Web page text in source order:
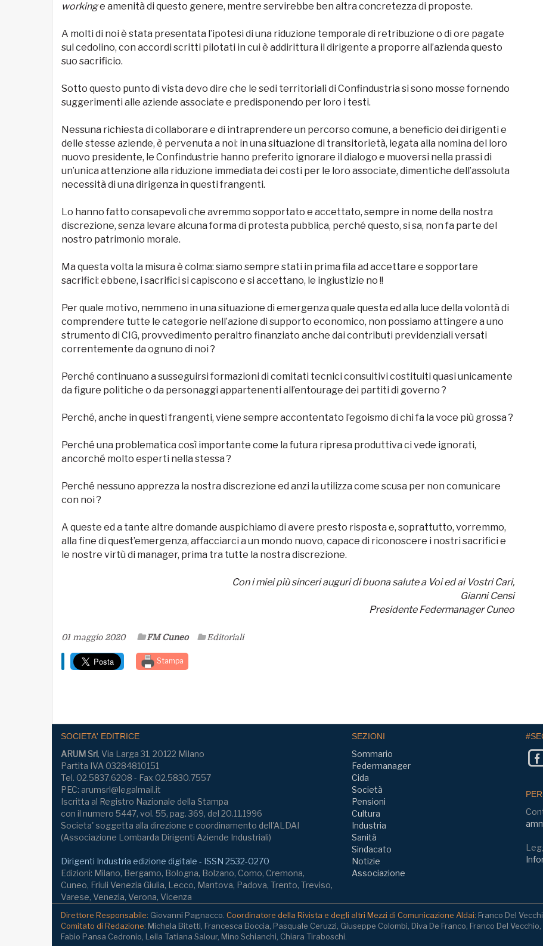
workinge amenità di questo genere, mentre servirebbe ben altra concretezza di proposte.
A molti di noi è stata presentata l’ipotesi di una riduzione temporale di retribuzione o di ore pagate
sul cedolino, con accordi scritti pilotati in cui è addirittura il dirigente a proporre all’azienda questo
suo sacrificio.
Sotto questo punto di vista devo dire che le sedi territoriali di Confindustria si sono mosse fornendo
suggerimenti alle aziende associate e predisponendo per loro i testi.
Nessuna richiesta di collaborare e di intraprendere un percorso comune, a beneficio dei dirigenti e
delle stesse aziende, è pervenuta a noi: in una situazione di transitorietà, legata alla nomina del loro
nuovo presidente, le Confindustrie hanno preferito ignorare il dialogo e muoversi nella prassi di
un’unica attenzione alla riduzione immediata dei costi per le loro associate, dimentiche dell’assoluta
necessità di una dirigenza in questi frangenti.
Lo hanno fatto consapevoli che avremmo sopportato e accettato, sempre in nome della nostra
discrezione, senza levare alcuna forma di protesta pubblica, perché questo, si sa, non fa parte del
nostro patrimonio morale.
Ma questa volta la misura è colma: siamo sempre stati in prima fila ad accettare e sopportare
sacrifici: ebbene, i sacrifici si capiscono e si accettano, le ingiustizie no !!
Per quale motivo, nemmeno in una situazione di emergenza quale questa ed alla luce della volontà di
comprendere tutte le categorie nell’azione di supporto economico, non possiamo attingere a uno
strumento di CIG, provvedimento peraltro finanziato anche dai contributi previdenziali versati
correntemente da ognuno di noi ?
Perché continuano a susseguirsi formazioni di comitati tecnici consultivi costituiti quasi unicamente
da figure politiche o da personaggi appartenenti all’entourage dei partiti di governo ?
Perché, anche in questi frangenti, viene sempre accontentato l’egoismo di chi fa la voce più grossa ?
Perché una problematica così importante come la futura ripresa produttiva ci vede ignorati,
ancorché molto esperti nella stessa ?
Perché nessuno apprezza la nostra discrezione ed anzi la utilizza come scusa per non comunicare
con noi ?
A queste ed a tante altre domande auspichiamo di avere presto risposta e, soprattutto, vorremmo,
alla fine di quest’emergenza, affacciarci a un mondo nuovo, capace di riconoscere i nostri sacrifici e
le nostre virtù di manager, prima tra tutte la nostra discrezione.
Con i miei più sinceri auguri di buona salute a Voi ed ai Vostri Cari,
Gianni Censi
Presidente Federmanager Cuneo
01 maggio 2020 FM Cuneo Editoriali
Stampa
SOCIETA' EDITRICE
ARUM Srl, Via Larga 31, 20122 Milano
Partita IVA 03284810151
Tel. 02.5837.6208 - Fax 02.5830.7557
PEC: arumsrl@legalmail.it
Iscritta al Registro Nazionale della Stampa
con il numero 5447, vol. 55, pag. 369, del 20.11.1996
Societa' soggetta alla direzione e coordinamento dell'ALDAI
(Associazione Lombarda Dirigenti Aziende Industriali)
Dirigenti Industria edizione digitale - ISSN 2532-0270
Edizioni: Milano, Bergamo, Bologna, Bolzano, Como, Cremona,
Cuneo, Friuli Venezia Giulia, Lecco, Mantova, Padova, Trento, Treviso,
Varese, Venezia, Verona, Vicenza
SEZIONI
Sommario
Federmanager
Cida
Società
Pensioni
Cultura
Industria
Sanità
Sindacato
Notizie
Associazione
Direttore Responsabile: Giovanni Pagnacco. Coordinatore della Rivista e degli altri Mezzi di Comunicazione Aldai: Franco Del
Comitato di Redazione: Michela Bitetti, Francesca Boccia, Pasquale Ceruzzi, Giuseppe Colombi, Diva De Franco, Franco Del
Fabio Pansa Cedronio, Leila Tatiana Salour, Mino Schianchi, Chiara Tiraboschi.